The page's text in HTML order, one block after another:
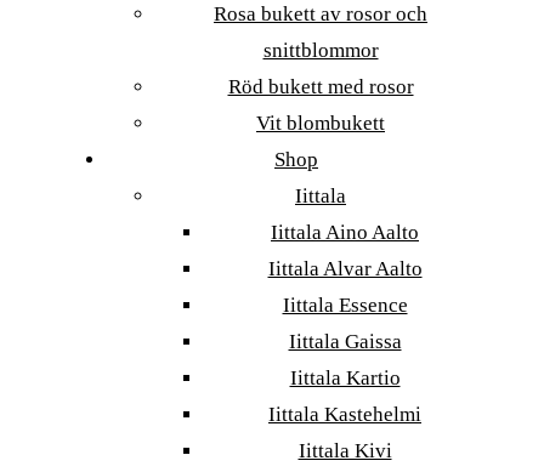
Rosa bukett av rosor och
snittblommor
Röd bukett med rosor
Vit blombukett
Shop
Iittala
Iittala Aino Aalto
Iittala Alvar Aalto
Iittala Essence
Iittala Gaissa
Iittala Kartio
Iittala Kastehelmi
Iittala Kivi